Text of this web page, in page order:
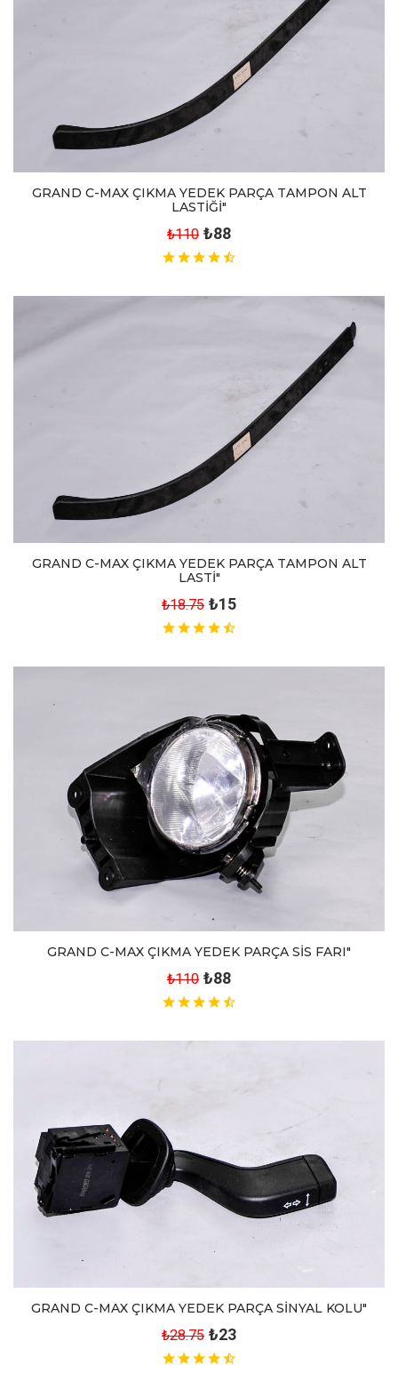
GRAND C-MAX ÇIKMA YEDEK PARÇA TAMPON ALT
LASTİĞİ"
₺110 ₺88
GRAND C-MAX ÇIKMA YEDEK PARÇA TAMPON ALT
LASTİ"
₺18.75 ₺15
GRAND C-MAX ÇIKMA YEDEK PARÇA SİS FARI"
₺110 ₺88
GRAND C-MAX ÇIKMA YEDEK PARÇA SİNYAL KOLU"
₺28.75 ₺23